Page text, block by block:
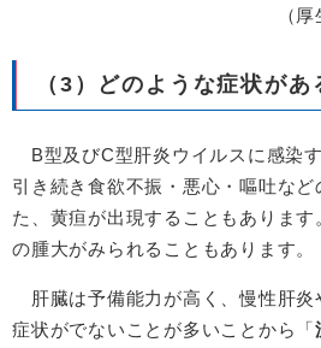
（
（3）どのような症状があ
B型及びC型肝炎ウイルスに感染
引き続き食欲不振・悪心・嘔吐など
た、黄疸が出現することもありま
の腫大がみられることもあります。
肝臓は予備能力が高く、慢性肝炎
症状がでないことが多いことから「